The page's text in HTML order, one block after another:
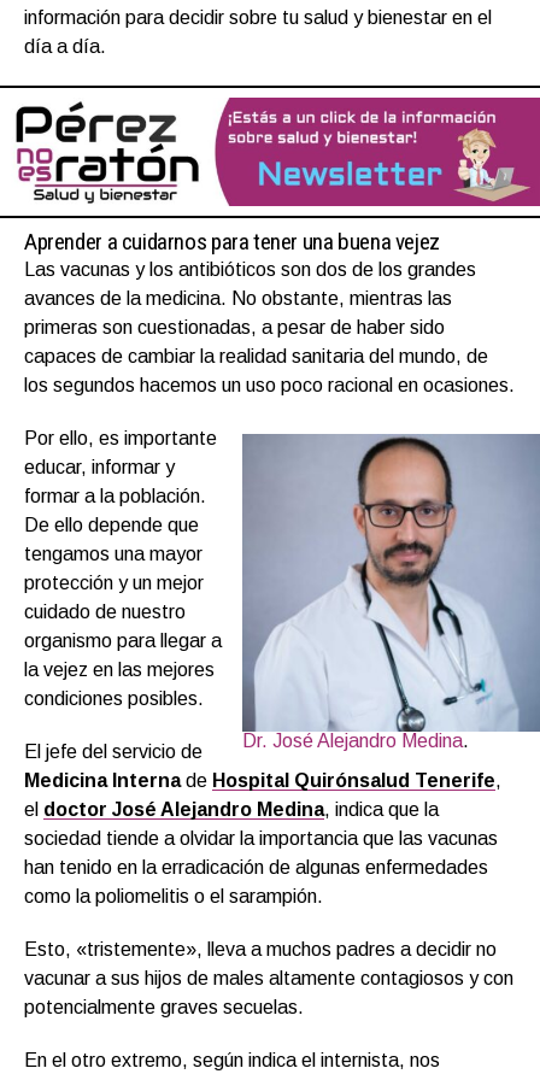
información para decidir sobre tu salud y bienestar en el
día a día.
Aprender a cuidarnos para tener una buena vejez
Las vacunas y los antibióticos son dos de los grandes
avances de la medicina. No obstante, mientras las
primeras son cuestionadas, a pesar de haber sido
capaces de cambiar la realidad sanitaria del mundo, de
los segundos hacemos un uso poco racional en ocasiones.
Dr. José Alejandro Medina.
Por ello, es importante
educar, informar y
formar a la población.
De ello depende que
tengamos una mayor
protección y un mejor
cuidado de nuestro
organismo para llegar a
la vejez en las mejores
condiciones posibles.
El jefe del servicio de
Medicina Internade Hospital Quirónsalud Tenerife,
el doctor José Alejandro Medina, indica que la
sociedad tiende a olvidar la importancia que las vacunas
han tenido en la erradicación de algunas enfermedades
como la poliomelitis o el sarampión.
Esto, «tristemente», lleva a muchos padres a decidir no
vacunar a sus hijos de males altamente contagiosos y con
potencialmente graves secuelas.
En el otro extremo, según indica el internista, nos